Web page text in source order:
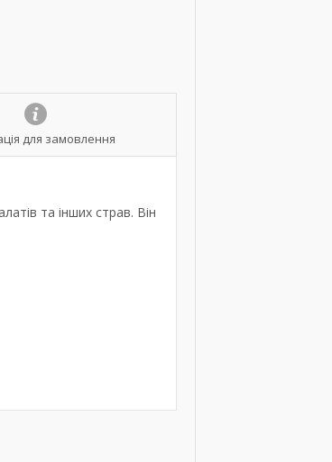
для замовлення
та інших страв. Він